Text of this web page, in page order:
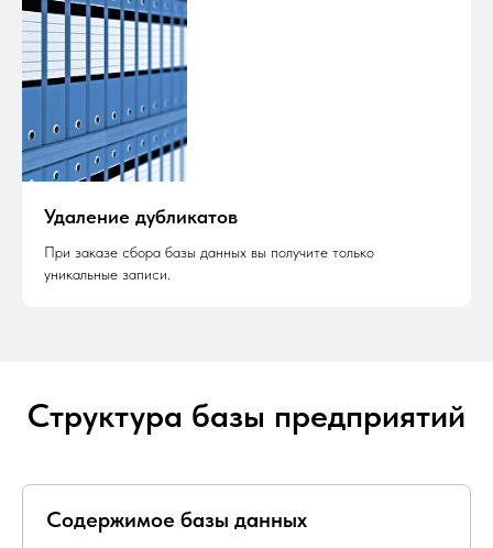
Удаление дубликатов
При заказе сбора базы данных вы получите только
уникальные записи.
Структура базы предприятий
Содержимое базы данных